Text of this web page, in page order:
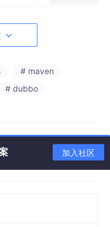
# maven
# dubbo
加入社区